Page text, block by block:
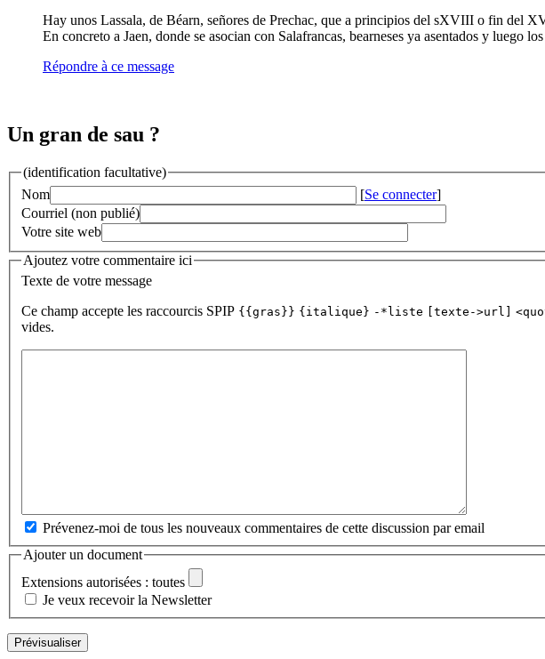
Hay unos Lassala, de Béarn, señores de Prechac, que a principios del sXVIII o fin del
En concreto a Jaen, donde se asocian con Salafrancas, bearneses ya asentados y luego
Répondre à ce message
Un gran de sau ?
(identification facultative)
Nom
[Se connecter]
Courriel (non publié)
Votre site web
Ajoutez votre commentaire ici
Texte de votre message
Ce champ accepte les raccourcis SPIP {{gras}} {italique} -*liste [texte->url]
vides.
Prévenez-moi de tous les nouveaux commentaires de cette discussion par email
Ajouter un document
Extensions autorisées : toutes
Je veux recevoir la Newsletter